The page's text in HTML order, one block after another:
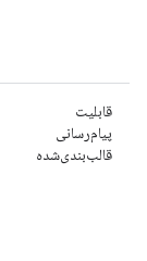
قابلیت
پیام‌رسانی
قالب‌بندی‌شده